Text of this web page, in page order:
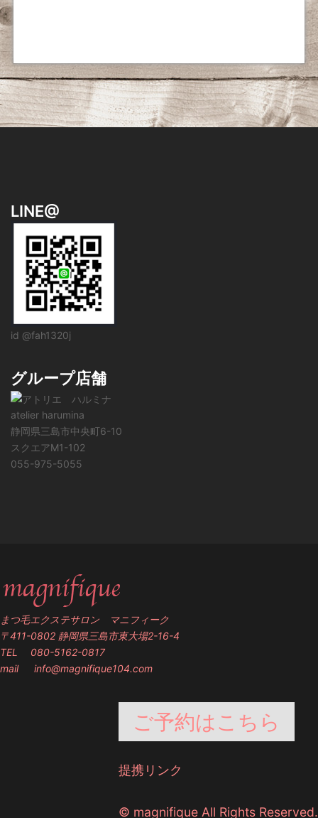
ョ
ン
LINE@
id @fah1320j
グループ店舗
atelier harumina
静岡県三島市中央町6-10
スクエアM1-102
055-975-5055
まつ毛エクステサロン マニフィーク
〒411-0802 静岡県三島市東大場2-16-4
TEL 080-5162-0817
mail info@magnifique104.com
ご予約はこちら
提携リンク
© magnifique All Rights Reserved.